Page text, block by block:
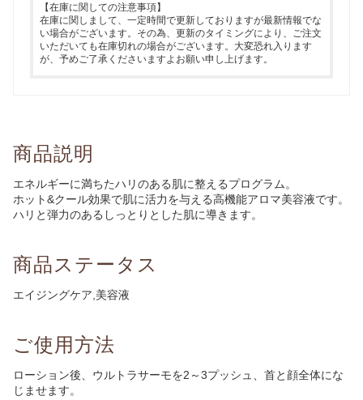
【在庫に関しての注意事項】
在庫に関しまして、一定時間で更新しておりますが最新情報でな
い場合がございます。その為、更新のタイミングにより、ご注文
いただいても在庫切れの場合がございます。大変恐れ入ります
が、予めご了承くださいますよお願い申し上げます。
商品説明
エネルギーに満ちたハリのある肌に整えるプログラム。
ホット&クール効果で肌に活力を与える高機能アロマ美容液です。
ハリと弾力のあるしっとりとした肌に導きます。
商品ステータス
エイジングケア,美容液
ご使用方法
ローション後、ウルトラサーモを2～3プッシュ、首と顔全体にな
じませます。